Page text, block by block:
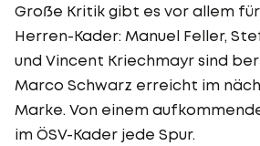
Große Kritik gibt es vor allem
Herren-Kader: Manuel Feller,
und Vincent Kriechmayr sind
Marco Schwarz erreicht im
Marke. Von einem
im ÖSV-Kader jede Spur.